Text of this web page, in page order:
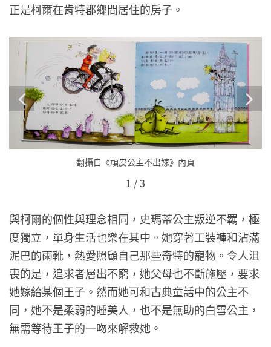
正是柯爾在肯特郡鄉間居住的房子。
翻攝自《頑皮公主不出嫁》內頁
1 /3
與柯爾的個性與理念相同，史瑪蒂公主叛逆不羈，極
度獨立，單身生活也樂在其中。她穿著工裝褲和沾滿
泥巴的雨靴，熱愛照顧自己那些奇特的寵物。令人沮
喪的是，追求者層出不窮，她父母也不斷施壓，要求
她嫁給某個王子。然而她可和古典童話中的公主不
同，她不是柔弱的睡美人，也不是無助的白雪公主，
無需等待王子的一吻來解救她。